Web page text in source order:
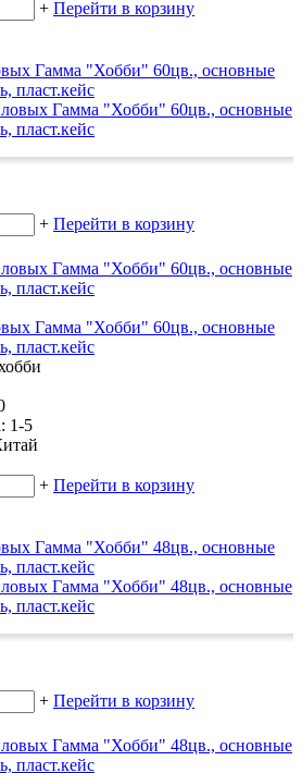
+ Перейти в корзину
Гамма "Хобби" 60цв., основные
пласт.кейс
+ Перейти в корзину
Гамма "Хобби" 60цв., основные
пласт.кейс
1-5
+ Перейти в корзину
Гамма "Хобби" 48цв., основные
пласт.кейс
+ Перейти в корзину